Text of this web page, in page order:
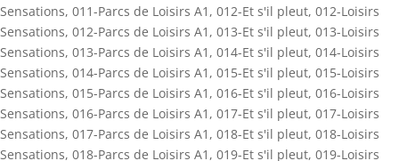
Sensations, 011-Parcs de Loisirs A1 , 012-Et s'il pleut, 012-Loisirs
Sensations, 012-Parcs de Loisirs A1 , 013-Et s'il pleut, 013-Loisirs
Sensations, 013-Parcs de Loisirs A1 , 014-Et s'il pleut, 014-Loisirs
Sensations, 014-Parcs de Loisirs A1 , 015-Et s'il pleut, 015-Loisirs
Sensations, 015-Parcs de Loisirs A1 , 016-Et s'il pleut, 016-Loisirs
Sensations, 016-Parcs de Loisirs A1 , 017-Et s'il pleut, 017-Loisirs
Sensations, 017-Parcs de Loisirs A1 , 018-Et s'il pleut, 018-Loisirs
Sensations, 018-Parcs de Loisirs A1 , 019-Et s'il pleut, 019-Loisirs